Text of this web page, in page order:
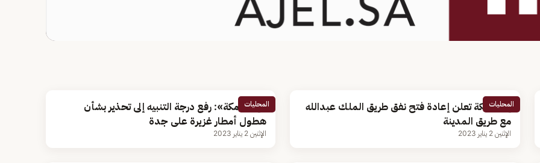
المحليات
إمارة مكة تعلن إعادة فتح نفق طريق الملك عبدالله
مع طريق المدينة
الإثنين 2 يناير 2023
المحليات
«إمارة مكة»: رفع درجة التنبيه إلى تحذير بشأن
هطول أمطار غزيرة على جدة
الإثنين 2 يناير 2023